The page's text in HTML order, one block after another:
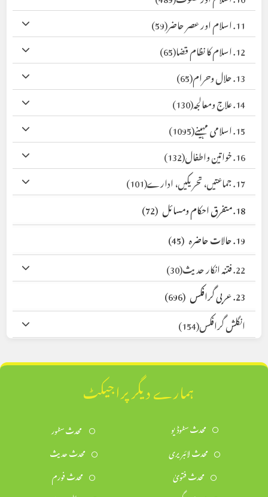
11. اسلام اور عصر حاضر
(59)
12. اسلام کا نظام قضا
(65)
13. حلال وحرام
(65)
14. علاج ومعالجہ
(130)
15. اسلامی مہینے
(1095)
16. خواتین واطفال
(132)
17. جماعتیں، تحریکیں، ادارے
(101)
18. متفرق احکام ومسائل
(72)
19. حالات حاضرہ
(45)
22. فتنہ انکار حدیث
(30)
23. عربی گرافکس
(696)
انگلش گرافکس(154)
ہمارے دیگر پراجیکٹ
محدث سٹوڈیو
محدث سٹور
محدث لائبریری
محدث حدیث
محدث فتویٰ
محدث فورم